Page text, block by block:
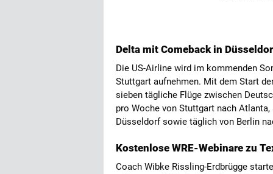
Delta mit Comeback in
Die US-Airline wird im kommenden
Stuttgart aufnehmen. Mit dem Start
sieben tägliche Flüge zwischen
pro Woche von Stuttgart nach
Düsseldorf sowie täglich von Berlin
Kostenlose WRE-Webinare zu
Coach Wibke Rissling-Erdbrügge